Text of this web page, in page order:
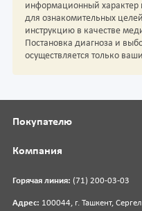
информационный характер
для ознакомительных
инструкцию в качестве
Постановка диагноза и
осуществляется только
Горячая линия: (71) 200-03-03
Адрес: 100044, г. Ташкент,
Покупателю
Компания